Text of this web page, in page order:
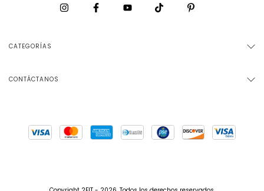
CATEGORÍAS
CONTÁCTANOS